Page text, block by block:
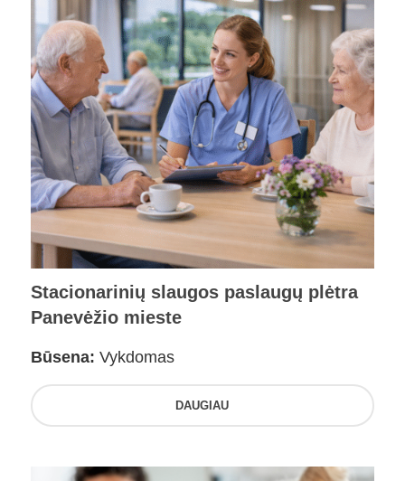
Stacionarinių slaugos paslaugų plėtra
Panevėžio mieste
Būsena: Vykdomas
DAUGIAU